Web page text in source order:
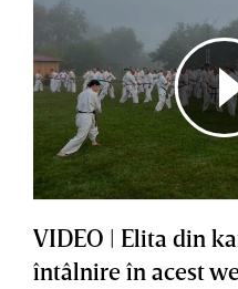
VIDEO | Elita din
întâlnire în acest